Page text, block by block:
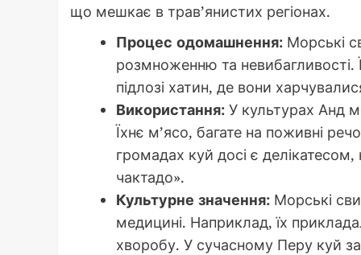
що мешкає в трав’янистих регіонах.
Процес одомашнення: Морські
розмноженню та
підлозі хатин, де вони
Використання: У культурах Анд
Їхнє м’ясо, багате на поживні
громадах куй досі є
чактадо».
Культурне значення: Морські
медицині. Наприклад, їх
хворобу. У сучасному Перу куй